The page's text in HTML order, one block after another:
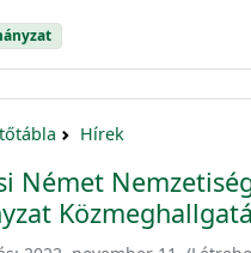
Hírek
Német